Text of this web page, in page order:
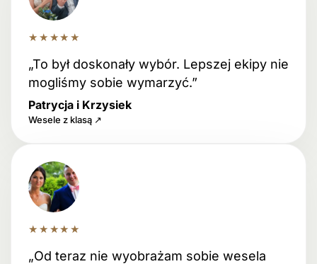
★★★★★
„To był doskonały wybór. Lepszej ekipy nie
mogliśmy sobie wymarzyć.”
Patrycja i Krzysiek
Wesele z klasą ↗
★★★★★
„Od teraz nie wyobrażam sobie wesela